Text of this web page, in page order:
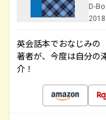
D-
英会話本でおなじみの
著者が、今度は自分の
介！